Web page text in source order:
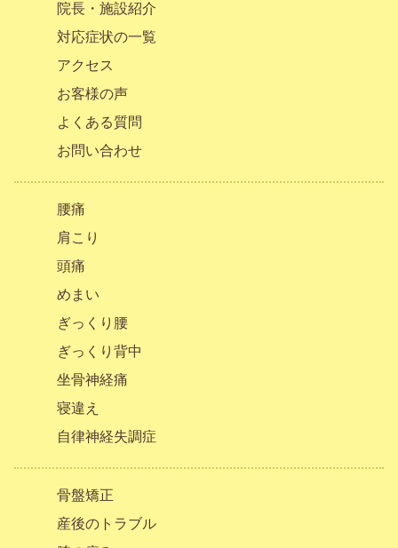
院長・施設紹介
対応症状の一覧
アクセス
お客様の声
よくある質問
お問い合わせ
腰痛
肩こり
頭痛
めまい
ぎっくり腰
ぎっくり背中
坐骨神経痛
寝違え
自律神経失調症
骨盤矯正
産後のトラブル